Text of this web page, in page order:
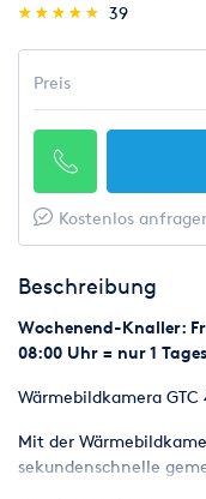
(*)
★
★
(*)★
★
(*) ★
★
(*) ★
★
(*) ★
★ 39
Preis
Kostenlos
Beschreibung
Wochenend-Knaller:
08:00 Uhr = nur 1
Wärmebildkamera GTC
Mit der
sekundenschnelle